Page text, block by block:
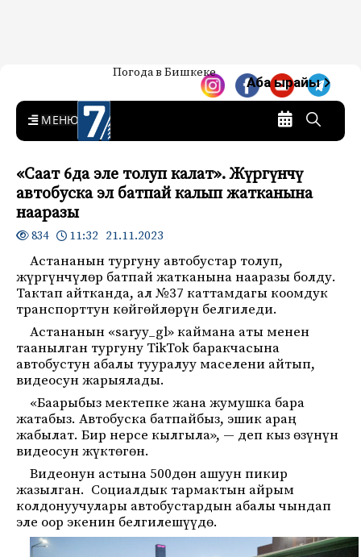
7-канал. Жаңылыктар —
Кыргызстан
Жаңылыктар — Кыргызстан
Погода в Бишкеке
Аба ырайы
MENU
«Саат 6да эле толуп калат». Жүргүнчү
автобуска эл батпай калып жатканына
нааразы
834 11:32 21.11.2023
Астананын тургуну автобустар толуп,
жүргүнчүлөр батпай жатканына нааразы болду.
Тактап айтканда, ал №37 каттамдагы коомдук
транспорттун көйгөйлөрүн белгиледи.
Астананын «saryy_gl» каймана аты менен
таанылган тургуну TikTok баракчасына
автобустун абалы тууралуу маселени айтып,
видеосун жарыялады.
«Баарыбыз мектепке жана жумушка бара
жатабыз. Автобуска батпайбыз, эшик араң
жабылат. Бир нерсе кылгыла», — деп кыз өзүнүн
видеосун жүктөгөн.
Видеонун астына 500дөн ашуун пикир
жазылган. Социалдык тармактын айрым
колдонуучулары автобустардын абалы чындап
эле оор экенин белгилешүүдө.